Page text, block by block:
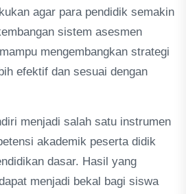
agar para pendidik semakin
sistem asesmen
mengembangkan strategi
efektif dan sesuai dengan
menjadi salah satu instrumen
akademik peserta didik
dasar. Hasil yang
menjadi bekal bagi siswa